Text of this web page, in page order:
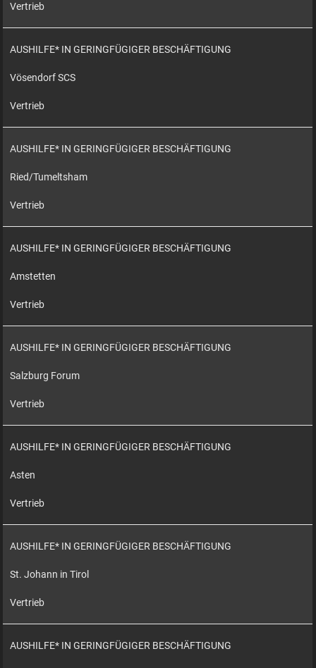
Vertrieb
AUSHILFE* IN GERINGFÜGIGER BESCHÄFTIGUNG
Vösendorf SCS
Vertrieb
AUSHILFE* IN GERINGFÜGIGER BESCHÄFTIGUNG
Ried/Tumeltsham
Vertrieb
AUSHILFE* IN GERINGFÜGIGER BESCHÄFTIGUNG
Amstetten
Vertrieb
AUSHILFE* IN GERINGFÜGIGER BESCHÄFTIGUNG
Salzburg Forum
Vertrieb
AUSHILFE* IN GERINGFÜGIGER BESCHÄFTIGUNG
Asten
Vertrieb
AUSHILFE* IN GERINGFÜGIGER BESCHÄFTIGUNG
St. Johann in Tirol
Vertrieb
AUSHILFE* IN GERINGFÜGIGER BESCHÄFTIGUNG